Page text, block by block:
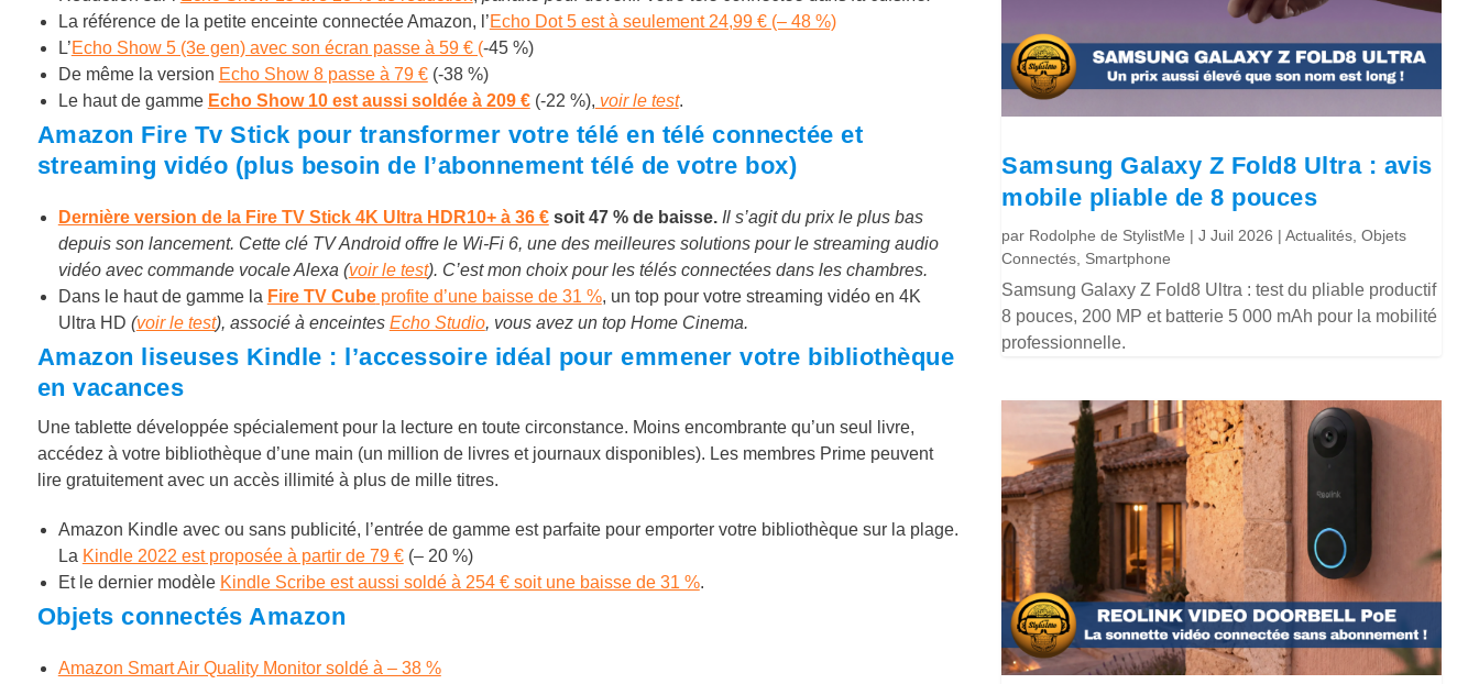
La référence de la petite enceinte connectée Amazon, l’Echo Dot 5 est à seulement 24,99 € (– 48 %)
L’Echo Show 5 (3e gen) avec son écran passe à 59 € (-45 %)
De même la version Echo Show 8 passe à 79 €(-38 %)
Le haut de gamme Echo Show 10 est aussi soldée à 209 €(-22 %), voir le test.
Amazon Fire Tv Stick pour transformer votre télé en télé connectée et
streaming vidéo (plus besoin de l’abonnement télé de votre box)
Dernière version de la Fire TV Stick 4K Ultra HDR10+ à 36 €soit 47 % de baisse.Il s’agit du prix le plus bas
depuis son lancement. Cette clé TV Android offre le Wi-Fi 6, une des meilleures solutions pour le streaming audio
vidéo avec commande vocale Alexa (voir le test). C’est mon choix pour les télés connectées dans les chambres.
Dans le haut de gamme la Fire TV Cubeprofite d’une baisse de 31 %, un top pour votre streaming vidéo en 4K
Ultra HD (voir le test), associé à enceintes Echo Studio, vous avez un top Home Cinema.
Amazon liseuses Kindle : l’accessoire idéal pour emmener votre bibliothèque
en vacances
Une tablette développée spécialement pour la lecture en toute circonstance. Moins encombrante qu’un seul livre,
accédez à votre bibliothèque d’une main (un million de livres et journaux disponibles). Les membres Prime peuvent
lire gratuitement avec un accès illimité à plus de mille titres.
Amazon Kindle avec ou sans publicité, l’entrée de gamme est parfaite pour emporter votre bibliothèque sur la plage.
La Kindle 2022 est proposée à partir de 79 €(– 20 %)
Et le dernier modèle Kindle Scribe est aussi soldé à 254 € soit une baisse de 31 %.
Objets connectés Amazon
Amazon Smart Air Quality Monitor soldé à – 38 %
Samsung Galaxy Z Fold8 Ultra : avis
mobile pliable de 8 pouces
par Rodolphe de StylistMe |J Juil 2026 |Actualités ,Objets
Connectés Smartphone
Samsung Galaxy Z Fold8 Ultra : test du pliable productif
8 pouces, 200 MP et batterie 5 000 mAh pour la mobilité
professionnelle.